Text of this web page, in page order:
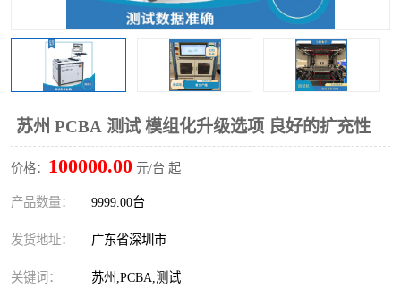
苏州 PCBA 测试 模组化升级选项 良好的扩充性
价格： 100000.00 元/台 起
产品数量： 9999.00台
发货地址： 广东省深圳市
关键词： 苏州,PCBA,测试